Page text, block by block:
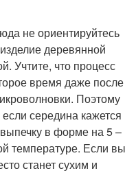
не ориентируйтесь
деревянной
Учтите, что процесс
время даже после
Поэтому
середина кажется
в форме на 5 –
температуре. Если вы
станет сухим и